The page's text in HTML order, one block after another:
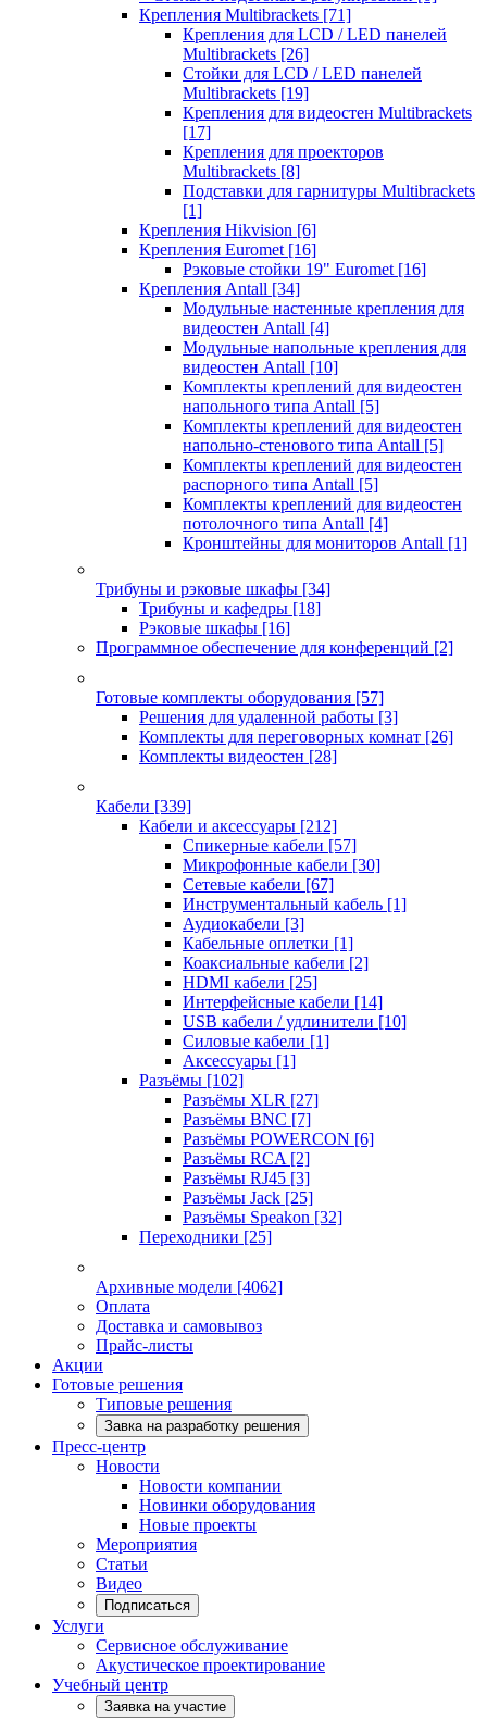
Крепления Multibrackets [71]
Крепления для LCD / LED панелей
Multibrackets [26]
Стойки для LCD / LED панелей
Multibrackets [19]
Крепления для видеостен Multibrackets
[17]
Крепления для проекторов
Multibrackets [8]
Подставки для гарнитуры Multibrackets
[1]
Крепления Hikvision [6]
Крепления Euromet [16]
Рэковые стойки 19" Euromet [16]
Крепления Antall [34]
Модульные настенные крепления для
видеостен Antall [4]
Модульные напольные крепления для
видеостен Antall [10]
Комплекты креплений для видеостен
напольного типа Antall [5]
Комплекты креплений для видеостен
напольно-стенового типа Antall [5]
Комплекты креплений для видеостен
распорного типа Antall [5]
Комплекты креплений для видеостен
потолочного типа Antall [4]
Кронштейны для мониторов Antall [1]
Трибуны и рэковые шкафы [34]
Трибуны и кафедры [18]
Рэковые шкафы [16]
Программное обеспечение для конференций [2]
Готовые комплекты оборудования [57]
Решения для удаленной работы [3]
Комплекты для переговорных комнат [26]
Комплекты видеостен [28]
Кабели [339]
Кабели и аксессуары [212]
Спикерные кабели [57]
Микрофонные кабели [30]
Сетевые кабели [67]
Инструментальный кабель [1]
Аудиокабели [3]
Кабельные оплетки [1]
Коаксиальные кабели [2]
HDMI кабели [25]
Интерфейсные кабели [14]
USB кабели / удлинители [10]
Силовые кабели [1]
Аксессуары [1]
Разъёмы [102]
Разъёмы XLR [27]
Разъёмы BNC [7]
Разъёмы POWERCON [6]
Разъёмы RCA [2]
Разъёмы RJ45 [3]
Разъёмы Jack [25]
Разъёмы Speakon [32]
Переходники [25]
Архивные модели [4062]
Оплата
Доставка и самовывоз
Прайс-листы
Акции
Готовые решения
Типовые решения
Завка на разработку решения
Пресс-центр
Новости
Новости компании
Новинки оборудования
Новые проекты
Мероприятия
Статьи
Видео
Подписаться
Услуги
Сервисное обслуживание
Акустическое проектирование
Учебный центр
Заявка на участие